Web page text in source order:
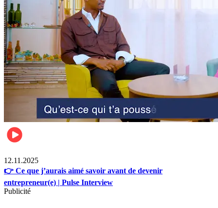
12.11.2025
👉 Ce que j’aurais aimé savoir avant de devenir
entrepreneur(e) | Pulse Interview
Publicité